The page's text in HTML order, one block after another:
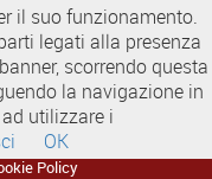
Policy
il suo funzionamento.
legati alla presenza
scorrendo questa
la navigazione in
utilizzare i
OK